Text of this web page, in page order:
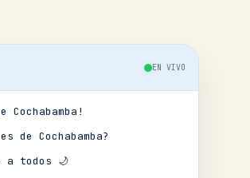
EN VIVO
Cochabamba!
de Cochabamba?
a todos 🌙